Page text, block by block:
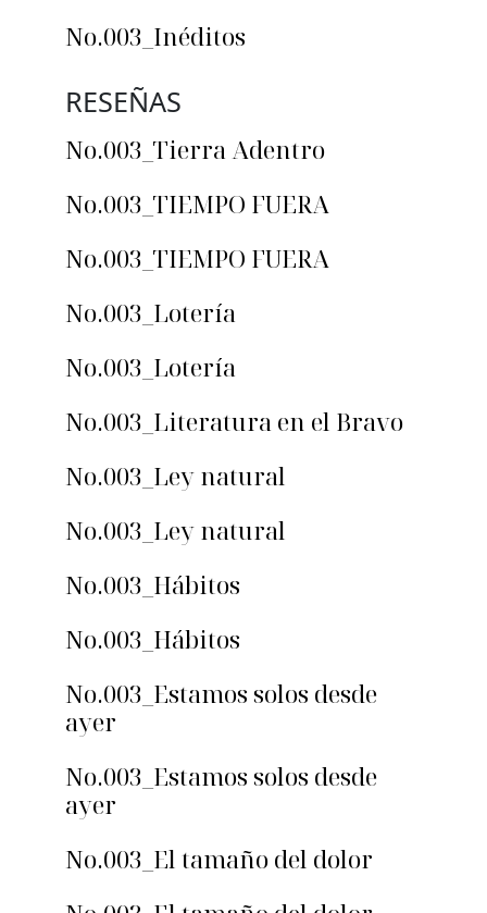
No.003_Inéditos
RESEÑAS
No.003_Tierra Adentro
No.003_TIEMPO FUERA
No.003_TIEMPO FUERA
No.003_Lotería
No.003_Lotería
No.003_Literatura en el Bravo
No.003_Ley natural
No.003_Ley natural
No.003_Hábitos
No.003_Hábitos
No.003_Estamos solos desde
ayer
No.003_Estamos solos desde
ayer
No.003_El tamaño del dolor